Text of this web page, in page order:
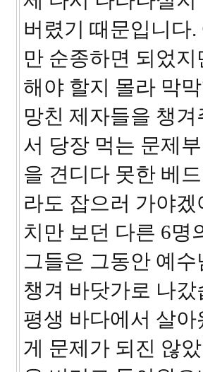
버렸기 때문입니다
만 순종하면 되었
해야 할지 몰라 막
망친 제자들을 챙
서 당장 먹는 문제
을 견디다 못한 베
라도 잡으러 가야
치만 보던 다른 6명
그들은 그동안 예
챙겨 바닷가로 나
평생 바다에서 살
게 문제가 되진 않